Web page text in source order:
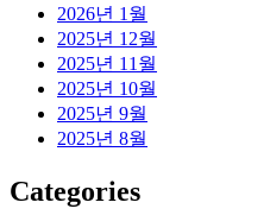
2026년 1월
2025년 12월
2025년 11월
2025년 10월
2025년 9월
2025년 8월
Categories